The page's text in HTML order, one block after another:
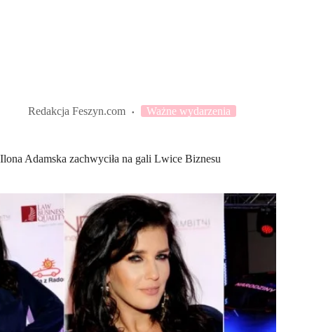
Redakcja Feszyn.com Ważne wydarzenia
Ilona Adamska zachwyciła na gali Lwice Biznesu